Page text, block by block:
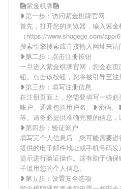
🎑紫金棋牌🎑
❥第一步：访问紫金棋牌官网
首先，打开您的浏览器，输入紫
（https://www.shugege.com/
搜索引擎搜索或直接输入网址来访
❥第二步：点击注册按钮
一旦进入紫金棋牌官网，您会在
钮。点击该按钮，您将被引导至注
❥第三步：填写注册信息
在注册页面上，您需要填写一些
账户。通常包括用户名、❥密码
等。请务必提供准确完整的信息，
❥第四步：验证账户
填写完个人信息后，您可能需要
提供的电子邮件地址或手机号码
提示进行验证操作。这有助于确
子滥用您的个人信息。
❥第五步：设置安全选项